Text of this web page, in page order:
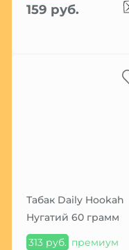
159 руб.
Табак Daily Hookah
Нугатий 60 грамм
313 руб. премиум